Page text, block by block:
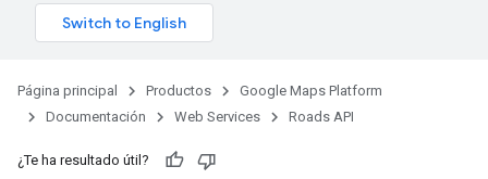
Página principal Productos
Google Maps Platform
Documentación
Web Services Roads API
¿Te ha resultado útil?